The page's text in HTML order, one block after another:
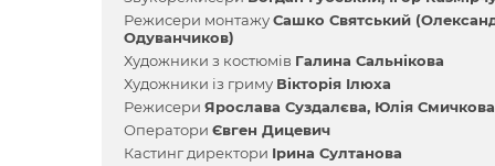
Режисери монтажуСашко Святський
Одуванчиков)
Художники з костюмів Галина Сальнікова
Художники із гриму Вікторія Ілюха
Режисери Ярослава Суздалєва Юлія Смичкова
Оператори Євген Дицевич
Кастинг директори Ірина Султанова